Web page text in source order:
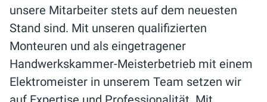
unsere Mitarbeiter stets auf dem neuesten
Stand sind. Mit unseren qualifizierten
Monteuren und als eingetragener
Handwerkskammer-Meisterbetrieb mit einem
Elektromeister in unserem Team setzen wir